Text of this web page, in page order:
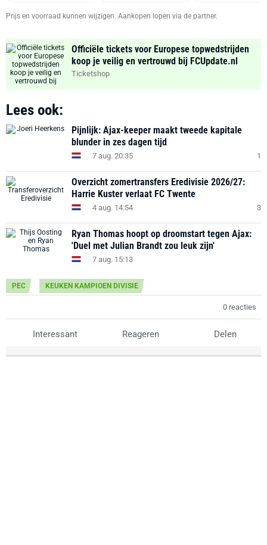
Prijs en voorraad kunnen wijzigen. Aankopen lopen via de partner.
Officiële tickets voor Europese topwedstrijden
koop je veilig en vertrouwd bij FCUpdate.nl
Ticketshop
Lees ook:
Pijnlijk: Ajax-keeper maakt tweede kapitale
blunder in zes dagen tijd
7 aug. 20:35 1
Overzicht zomertransfers Eredivisie 2026/27:
Harrie Kuster verlaat FC Twente
4 aug. 14:54 3
Ryan Thomas hoopt op droomstart tegen Ajax:
'Duel met Julian Brandt zou leuk zijn'
7 aug. 15:13
PEC KEUKEN KAMPIOEN DIVISIE
0 reacties
Interessant Reageren Delen